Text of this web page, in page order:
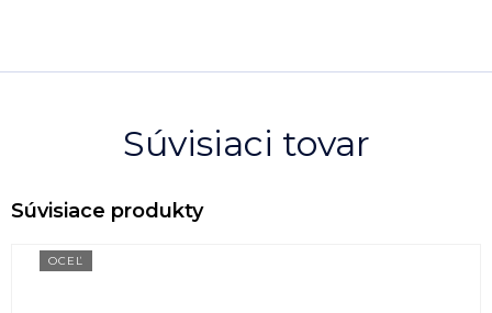
Súvisiaci tovar
OCEĽ